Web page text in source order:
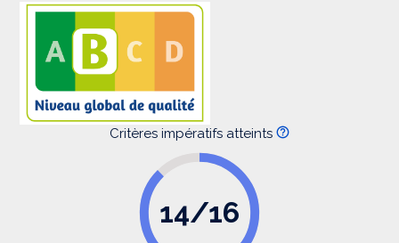
Critères impératifs atteints
14/16